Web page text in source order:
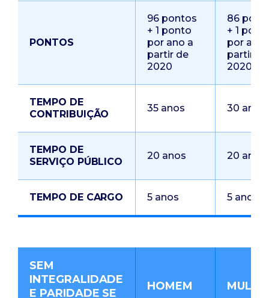
PONTOS
96 pontos
+ 1 ponto
por ano a
partir de
2020
86
+ 1
por ano
partir de
2020
TEMPO DE
CONTRIBUIÇÃO
35 anos 30 anos
TEMPO DE
SERVIÇO PÚBLICO
20 anos 20 anos
TEMPO DE CARGO 5 anos 5 anos
SEM
INTEGRALIDADE
E PARIDADE SE
HOMEM